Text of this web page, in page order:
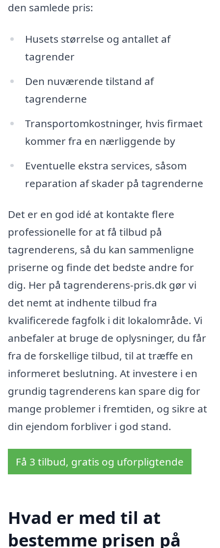
den samlede pris:
Husets størrelse og antallet af
tagrender
Den nuværende tilstand af
tagrenderne
Transportomkostninger, hvis firmaet
kommer fra en nærliggende by
Eventuelle ekstra services, såsom
reparation af skader på tagrenderne
Det er en god idé at kontakte flere
professionelle for at få tilbud på
tagrenderens, så du kan sammenligne
priserne og finde det bedste andre for
dig. Her på tagrenderens-pris.dk gør vi
det nemt at indhente tilbud fra
kvalificerede fagfolk i dit lokalområde. Vi
anbefaler at bruge de oplysninger, du får
fra de forskellige tilbud, til at træffe en
informeret beslutning. At investere i en
grundig tagrenderens kan spare dig for
mange problemer i fremtiden, og sikre at
din ejendom forbliver i god stand.
Få 3 tilbud, gratis og uforpligtende
Hvad er med til at
bestemme prisen på